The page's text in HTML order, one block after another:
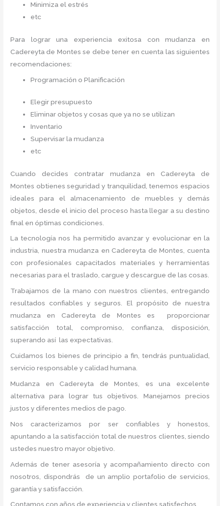
Minimiza el estrés
etc
Para lograr una experiencia exitosa con mudanza en
Cadereyta de Montes se debe tener en cuenta las siguientes
recomendaciones:
Programación o Planificación
Elegir presupuesto
Eliminar objetos y cosas que ya no se utilizan
Inventario
Supervisar la mudanza
etc
Cuando decides contratar mudanza en Cadereyta de
Montes obtienes seguridad y tranquilidad, tenemos espacios
ideales para el almacenamiento de muebles y demás
objetos, desde el inicio del proceso hasta llegar a su destino
final en óptimas condiciones.
La tecnología nos ha permitido avanzar y evolucionar en la
industria, nuestra mudanza en Cadereyta de Montes, cuenta
con profesionales capacitados materiales y herramientas
necesarias para el traslado, cargue y descargue de las cosas.
Trabajamos de la mano con nuestros clientes, entregando
resultados confiables y seguros. El propósito de nuestra
mudanza en Cadereyta de Montes es proporcionar
satisfacción total, compromiso, confianza, disposición,
superando así las expectativas.
Cuidamos los bienes de principio a fin, tendrás puntualidad,
servicio responsable y calidad humana.
Mudanza en Cadereyta de Montes, es una excelente
alternativa para lograr tus objetivos. Manejamos precios
justos y diferentes medios de pago.
Nos caracterizamos por ser confiables y honestos,
apuntando a la satisfacción total de nuestros clientes, siendo
ustedes nuestro mayor objetivo.
Además de tener asesoría y acompañamiento directo con
nosotros, dispondrás de un amplio portafolio de servicios,
garantía y satisfacción.
Contamos con años de experiencia y clientes satisfechos.